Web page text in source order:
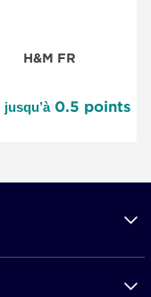
H&M FR
jusqu’à0.5 points